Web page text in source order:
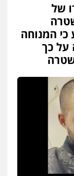
מע"מ
אסירים
של
כי המנוחה
על כך